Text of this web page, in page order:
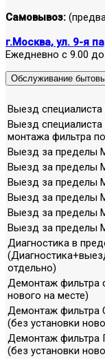
Самовывоз:
г.Москва, ул. 9-я
Ежедневно с 9.00 до
Обслуживание
Выезд
Выезд
монтажа фильтра
Выезд за пределы
Выезд за пределы
Выезд за пределы
Выезд за пределы
Выезд за пределы
Выезд за пределы
Диагностика в
отдельно)
Демонтаж фильтра
нового на месте)
Демонтаж фильтра
(без установки
Демонтаж фильтра
(без установки